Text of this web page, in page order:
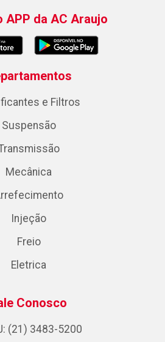
APP da AC Araujo
e Filtros
Suspensão
Mecânica
Injeção
Freio
Eletrica
Conosco
(21) 3483-5200